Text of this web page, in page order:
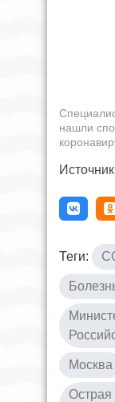
нашли
Источник
Теги:
Москва
Острая